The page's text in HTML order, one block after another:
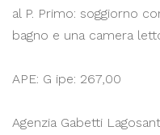
al P. Primo: soggiorno
bagno e una camera
APE: G ipe: 267,00
Agenzia Gabetti